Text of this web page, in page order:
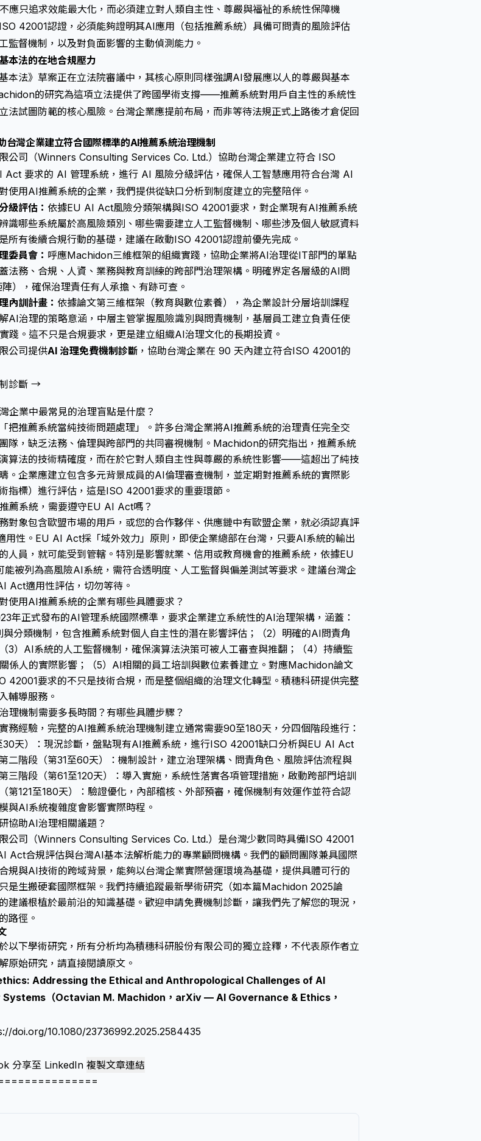
應只追求效能最大化，而必須建立對人類自主性、尊嚴與福祉的系統性保障機
42001認證，必須能夠證明其AI應用（包括推薦系統）具備可問責的風險評估
監督機制，以及對負面影響的主動偵測能力。
本法的在地合規壓力
本法》草案正在立法院審議中，其核心原則同樣強調AI發展應以人的尊嚴與基本
的研究為這項立法提供了跨國學術支撐——推薦系統對用戶自主性的系統性
法試圖防範的核心風險。台灣企業應提前布局，而非等待法規正式上路後才倉促回
台灣企業建立符合國際標準的AI推薦系統治理機制
公司（Winners Consulting Services Co. Ltd.）協助台灣企業建立符合 ISO
要求的 AI 管理系統，進行 AI 風險分級評估，確保人工智慧應用符合台灣 AI
使用AI推薦系統的企業，我們提供從缺口分析到制度建立的完整陪伴。
級評估： 依據EU AI Act風險分類架構與ISO 42001要求，對企業現有AI推薦系統
識哪些系統屬於高風險類別、哪些需要建立人工監督機制、哪些涉及個人敏感資料
所有後續合規行動的基礎，建議在啟動ISO 42001認證前優先完成。
委員會： 呼應Machidon三維框架的組織實踐，協助企業將AI治理從IT部門的單點
法務、合規、人資、業務與教育訓練的跨部門治理架構。明確界定各層級的AI問
），確保治理責任有人承擔、有跡可查。
內訓計畫： 依據論文第三維框架（教育與數位素養），為企業設計分層培訓課程
治理的策略意涵，中層主管掌握風險識別與問責機制，基層員工建立負責任使
踐。這不只是合規要求，更是建立組織AI治理文化的長期投資。
公司提供AI 治理免費機制診斷 ，協助台灣企業在 90 天內建立符合ISO 42001的
診斷 →
企業中最常見的治理盲點是什麼？
把推薦系統當純技術問題處理」。許多台灣企業將AI推薦系統的治理責任完全交
隊，缺乏法務、倫理與跨部門的共同審視機制。Machidon的研究指出，推薦系統
算法的技術精確度，而在於它對人類自主性與尊嚴的系統性影響——這超出了純技
。企業應建立包含多元背景成員的AI倫理審查機制，並定期對推薦系統的實際影
指標）進行評估，這是ISO 42001要求的重要環節。
薦系統，需要遵守EU AI Act嗎？
對象包含歐盟市場的用戶，或您的合作夥伴、供應鏈中有歐盟企業，就必須認真評
性。EU AI Act採「域外效力」原則，即使企業總部在台灣，只要AI系統的輸出
人員，就可能受到管轄。特別是影響就業、信用或教育機會的推薦系統，依據EU
被列為高風險AI系統，需符合透明度、人工監督與偏差測試等要求。建議台灣企
Act適用性評估，切勿等待。
使用AI推薦系統的企業有哪些具體要求？
年正式發布的AI管理系統國際標準，要求企業建立系統性的AI治理架構，涵蓋：
與分類機制，包含推薦系統對個人自主性的潛在影響評估；（2）明確的AI問責角
3）AI系統的人工監督機制，確保演算法決策可被人工審查與推翻；（4）持續監
係人的實際影響；（5）AI相關的員工培訓與數位素養建立。對應Machidon論文
42001要求的不只是技術合規，而是整個組織的治理文化轉型。積穗科研提供完整
輔導服務。
理機制需要多長時間？有哪些具體步驟？
務經驗，完整的AI推薦系統治理機制建立通常需要90至180天，分四個階段進行：
30天）：現況診斷，盤點現有AI推薦系統，進行ISO 42001缺口分析與EU AI Act
二階段（第31至60天）：機制設計，建立治理架構、問責角色、風險評估流程與
三階段（第61至120天）：導入實施，系統性落實各項管理措施，啟動跨部門培訓
第121至180天）：驗證優化，內部稽核、外部預審，確保機制有效運作並符合認
與AI系統複雜度會影響實際時程。
協助AI治理相關議題？
公司（Winners Consulting Services Co. Ltd.）是台灣少數同時具備ISO 42001
Act合規評估與台灣AI基本法解析能力的專業顧問機構。我們的顧問團隊兼具國際
規與AI技術的跨域背景，能夠以台灣企業實際營運環境為基礎，提供具體可行的
是生搬硬套國際框架。我們持續追蹤最新學術研究（如本篇Machidon 2025論
建議根植於最前沿的知識基礎。歡迎申請免費機制診斷，讓我們先了解您的現況，
路徑。
以下學術研究，所有分析均為積穗科研股份有限公司的獨立詮釋，不代表原作者立
原始研究，請直接閱讀原文。
Addressing the Ethical and Anthropological Challenges of AI
Systems（Octavian M. Machidon，arXiv — AI Governance & Ethics，
doi.org/10.1080/23736992.2025.2584435
分享至 LinkedIn 複製文章連結